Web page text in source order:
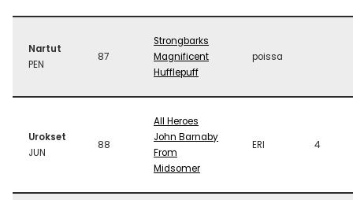
Nartut
PEN
87
Strongbarks
Magnificent
Hufflepuff
poissa
Urokset
JUN
88
All Heroes
John Barnaby
From
Midsomer
ERI 4